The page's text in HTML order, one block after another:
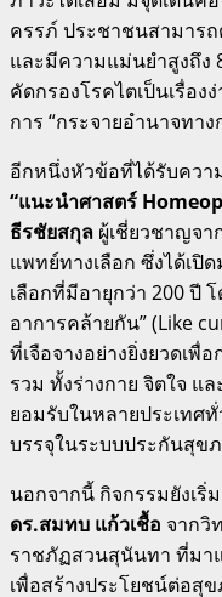
ครรภ์ ประชาชนสามารถ
และมีความแม่นยำสูงถึง
คัดกรองโรคไตเป็นเรื่อ
การ “กระจายอำนาจทา
อีกหนึ่งหัวข้อที่ได้รับควา
“แนะนำศาสตร์
ธีรชัยสกุล ผู้เชี่ยวชาญจ
แพทย์ทางเลือก ซึ่งได้เปิ
เลือกที่มีอายุกว่า 200 ปี
อาการคล้ายกัน” (Like
ที่เจือจางอย่างยิ่งยวดเพื่
รวม ทั้งร่างกาย จิตใจ แ
ยอมรับในหลายประเทศ
บรรจุในระบบประกันสุข
นอกจากนี้ กิจกรรมยังเริ่
ดร.สมทบ แก้วเชื้อ จากวิ
ราชภัฏสวนสุนันทา ที่มา
เพื่อสร้างประโยชน์ต่อสุ